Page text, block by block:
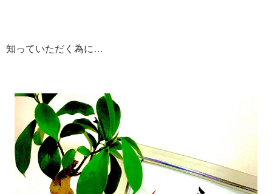
知っていただく為に…